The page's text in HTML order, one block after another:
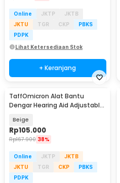
Online JKTP
JKTB
JKTU
TGR CKP
PBKS
PDPK
Lihat Ketersediaan Stok
+ Keranjang
TaffOmicron Alat Bantu
Dengar Hearing Aid Adjustable
Beige
Rp105.000
Rp167.900 38%
Online JKTP
JKTB
JKTU
TGR CKP
PBKS
PDPK